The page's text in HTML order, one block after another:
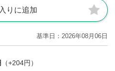
りに追加
基準日 2026年08月06日
（+204円）